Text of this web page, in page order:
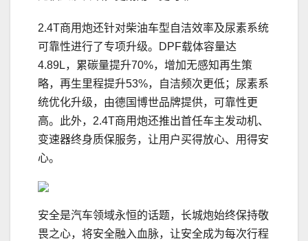
2.4T商用炮还针对柴油车型自洁效率及尿素系统
可靠性进行了专项升级。DPF载体容量达
4.89L，累碳量提升70%，增加无感知再生策
略，再生里程提升53%，自洁频次更低；尿素系
统优化升级，由德国博世品牌提供，可靠性更
高。此外，2.4T商用炮还推出首任车主发动机、
变速器终身质保服务，让用户买得放心、用得安
心。
安全是汽车领域永恒的话题，长城炮始终保持敬
畏之心，将安全融入血脉，让安全成为每次行程